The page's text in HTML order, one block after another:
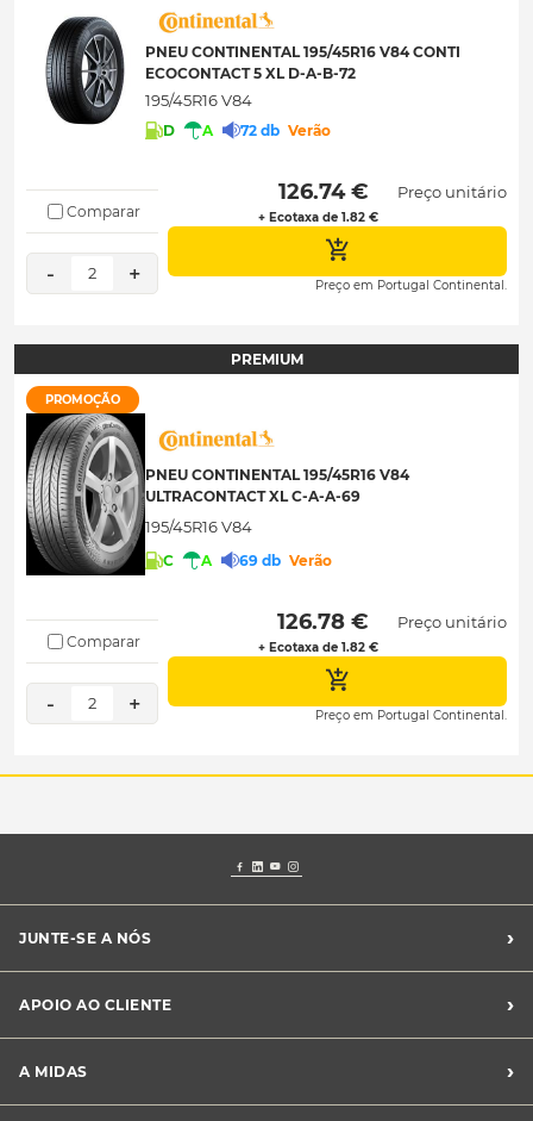
PNEU CONTINENTAL 195/45R16 V84 CONTI
ECOCONTACT 5 XL D-A-B-72
195/45R16 V84
D A 72 db Verão
Comparar
- 2 +
126.74 €
+ Ecotaxa de 1.82 €
Preço unitário
Preço em Portugal Continental.
PREMIUM
PROMOÇÃO
PNEU CONTINENTAL 195/45R16 V84
ULTRACONTACT XL C-A-A-69
195/45R16 V84
C A 69 db Verão
Comparar
- 2 +
126.78 €
+ Ecotaxa de 1.82 €
Preço unitário
Preço em Portugal Continental.
JUNTE-SE A NÓS ›
Franchising Midas
APOIO AO CLIENTE ›
Livro de Reclamações
Canal de Denúncias
A MIDAS ›